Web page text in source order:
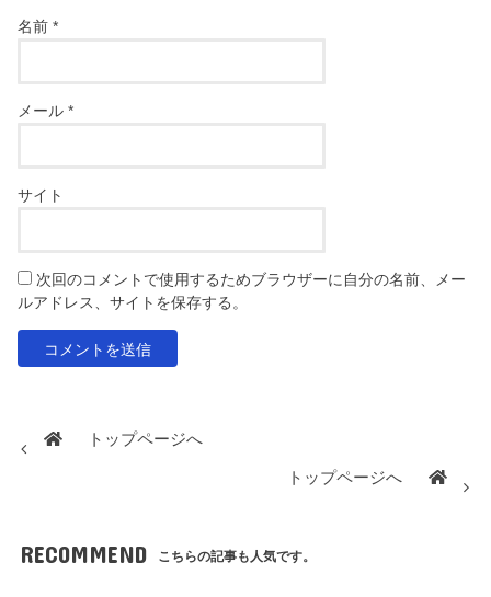
名前*
メール*
サイト
次回のコメントで使用するためブラウザーに自分の名前、メー
ルアドレス、サイトを保存する。
トップページへ
トップページへ
RECOMMEND こちらの記事も人気です。